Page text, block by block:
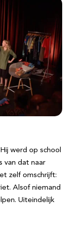
werd op school
van dat naar
zelf omschrijft:
Alsof niemand
Uiteindelijk